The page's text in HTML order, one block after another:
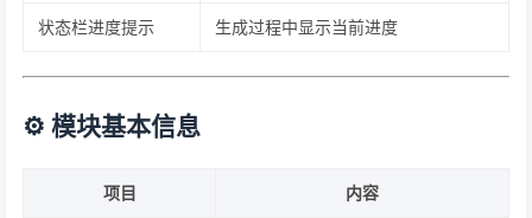
状态栏进度提示 生成过程中显示当前进度
⚙️ 模块基本信息
项目 内容